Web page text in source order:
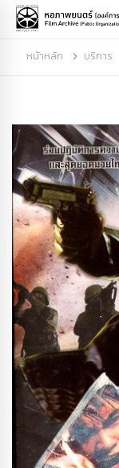
หน้าหลัก บริการ